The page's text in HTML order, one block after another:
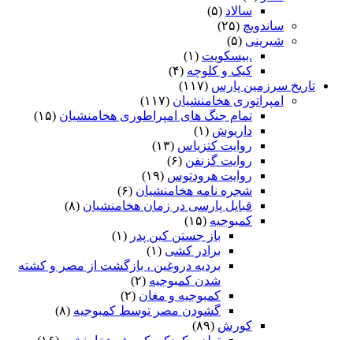
سالاد (۵)
ساندویچ (۲۵)
شیرینی (۵)
.بیسکویت (۱)
کیک و کلوچه (۴)
تاریخ سرزمین پارس (۱۱۷)
امپراتوری هخامنشیان (۱۱۷)
تمام جنگ های امپراطوری هخامنشیان (۱۵)
داریوش (۱)
روایت کتزیاس (۱۳)
روایت گزنفن (۶)
روایت هرودتوس (۱۹)
شجره نامه هخامنشیان (۶)
قبایل پارسی در زمان هخامنشیان (۸)
کمبوجیه (۱۵)
باز جستن کین پدر (۱)
برادر کشی (۱)
بردیه دروغین ، بازگشت از مصر و کشته
شدن کمبوجیه (۲)
کمبوجیه و مغان (۲)
گشودن مصر توسط کمبوجیه (۸)
کورش (۸۹)